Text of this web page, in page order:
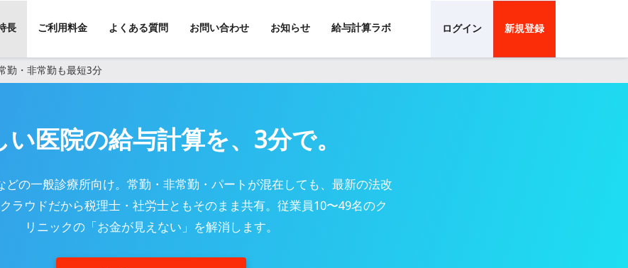
長 ご利用料金 よくある質問 お問い合わせ お知らせ 給与計算ラボ ログイン 新規登録
勤・非常勤も最短3分
い医院の給与計算を、3分で。
どの一般診療所向け。常勤・非常勤・パートが混在しても、最新の法改
ラウドだから税理士・社労士ともそのまま共有。従業員10〜49名のク
リニックの「お金が見えない」を解消します。